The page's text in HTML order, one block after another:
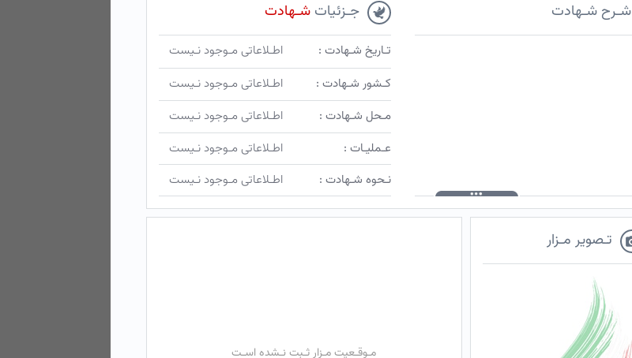
شـرح شـهادت جـزئیاتشـهادت
تـاریخ شـهادت :
اطـلاعاتی مـوجود نـیست
کـشور شـهادت :
اطـلاعاتی مـوجود نـیست
مـحل شـهادت :
اطـلاعاتی مـوجود نـیست
عـملیـات :
اطـلاعاتی مـوجود نـیست
نـحوه شـهادت :
اطـلاعاتی مـوجود نـیست
تـصویر مـزار
مـوقـعیت مـزار ثـبت نـشده اسـت